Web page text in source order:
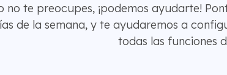
no te preocupes, ¡podemos ayudarte!
de la semana, y te ayudaremos a
todas las funciones